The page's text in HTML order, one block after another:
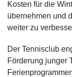
Kosten für die
übernehmen und
weiter zu
Der Tennisclub
Förderung junger